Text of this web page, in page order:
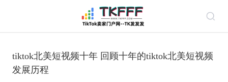
tiktok北美短视频十年 回顾十年的tiktok北美短视频
发展历程